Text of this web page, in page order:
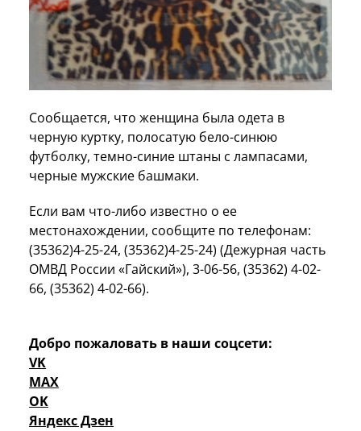
Сообщается, что женщина была одета в
черную куртку, полосатую бело-синюю
футболку, темно-синие штаны с лампасами,
черные мужские башмаки.
Если вам что-либо известно о ее
местонахождении, сообщите по телефонам:
(35362)4-25-24, (35362)4-25-24) (Дежурная часть
ОМВД России «Гайский»), 3-06-56, (35362) 4-02-
66, (35362) 4-02-66).
Добро пожаловать в наши соцсети:
VK
MAX
OK
Яндекс Дзен